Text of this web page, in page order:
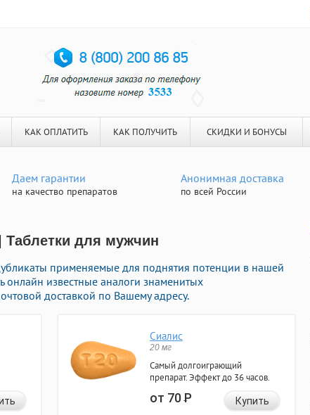
КАК ОПЛАТИТЬ КАК ПОЛУЧИТЬ СКИДКИ И БОНУСЫ
Даем гарантии
на качество препаратов
Анонимная доставка
по всей России
для мужчин
применяемые для поднятия потенции в нашей
известные аналоги знаменитых
доставкой по Вашему адресу.
Сиалис
20 мг
Самый долгоиграющий
препарат. Эффект до 36 часов.
от 70Р Купить